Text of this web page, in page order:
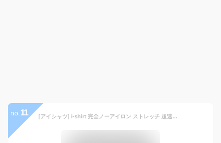
no. 11 [アイシャツ] i-shirt 完全ノーアイロン ストレッチ 超速乾 レギュラーフィット 長袖 アイシャツ ワイシャツ メンズ ホワイト 無地 ハイゲージモデル 新レギュラーフィット 長袖レギュラーカラー M15120003701 LL84(首回り43cm×裄丈84cm)